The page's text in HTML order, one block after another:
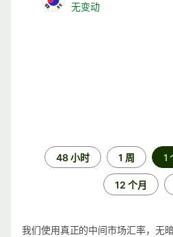
无变动
48 小时 1 周 1
12 个月
我们使用真正的中间市场汇率，无